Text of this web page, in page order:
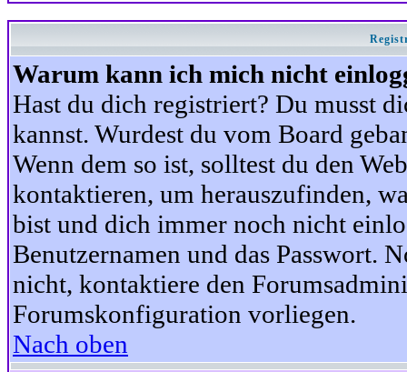
Warum kann ich mich nicht
Hast du dich registriert? Du musst
kannst. Wurdest du vom Board
Wenn dem so ist, solltest du den
kontaktieren, um herauszufinden,
bist und dich immer noch nicht
Benutzernamen und das Passwort.
nicht, kontaktiere den
Forumskonfiguration vorliegen.
Nach oben